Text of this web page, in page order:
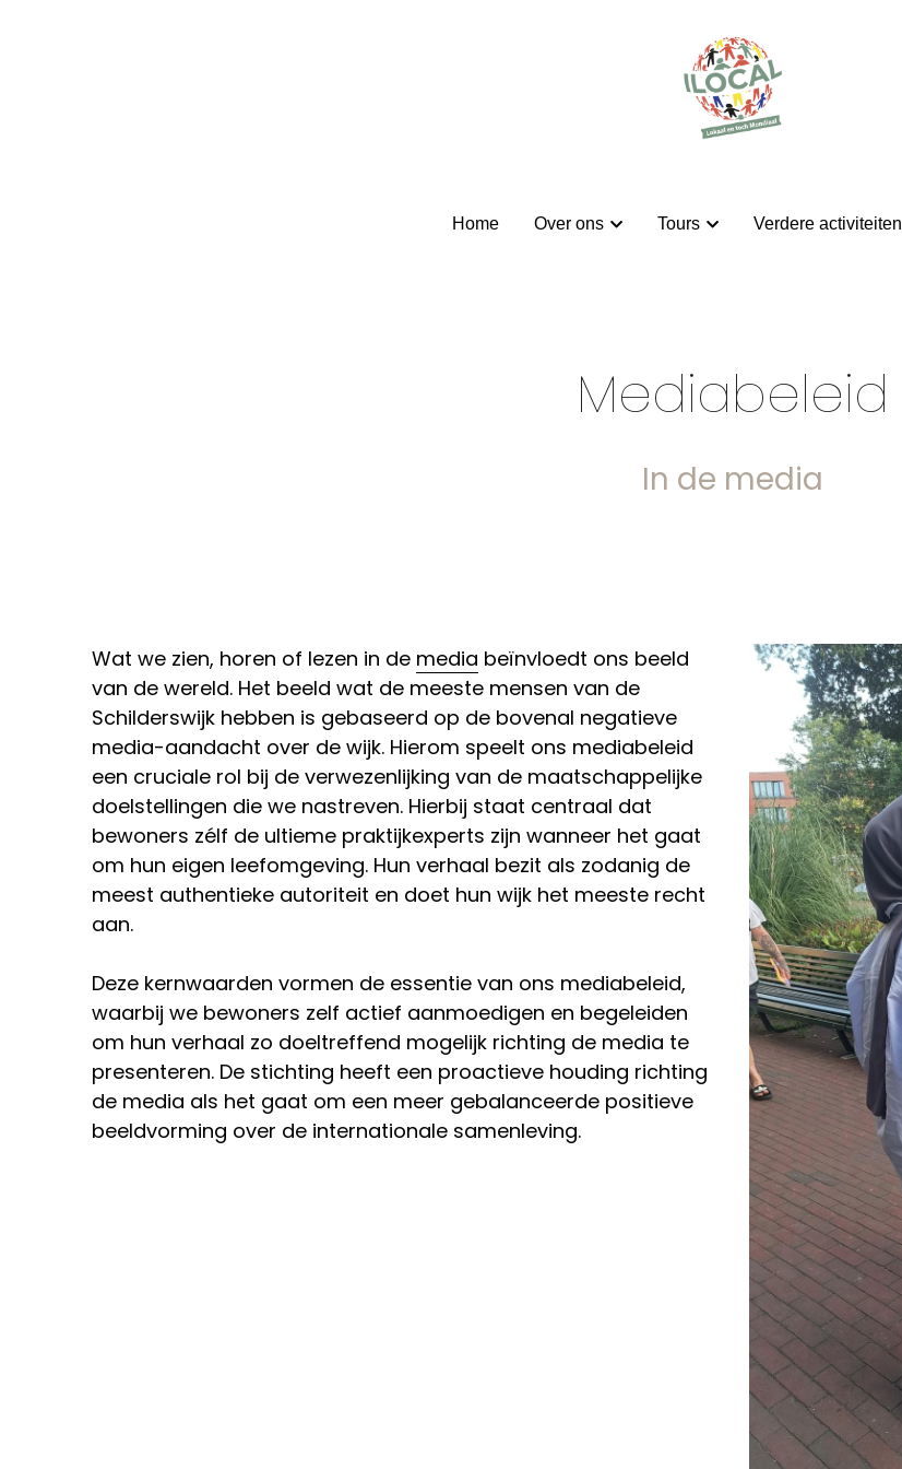
Home Over ons Tours Verdere activiteiten
Home Over ons Tours Verdere activiteiten
Mediabeleid
In de media
Wat we zien, horen of lezen in de media beïnvloedt ons beeld
van de wereld. Het beeld wat de meeste mensen van de
Schilderswijk hebben is gebaseerd op de bovenal negatieve
media-aandacht over de wijk. Hierom speelt ons mediabeleid
een cruciale rol bij de verwezenlijking van de maatschappelijke
doelstellingen die we nastreven. Hierbij staat centraal dat
bewoners zélf de ultieme praktijkexperts zijn wanneer het gaat
om hun eigen leefomgeving. Hun verhaal bezit als zodanig de
meest authentieke autoriteit en doet hun wijk het meeste recht
aan.
Deze kernwaarden vormen de essentie van ons mediabeleid,
waarbij we bewoners zelf actief aanmoedigen en begeleiden
om hun verhaal zo doeltreffend mogelijk richting de media te
presenteren. De stichting heeft een proactieve houding richting
de media als het gaat om een meer gebalanceerde positieve
beeldvorming over de internationale samenleving.